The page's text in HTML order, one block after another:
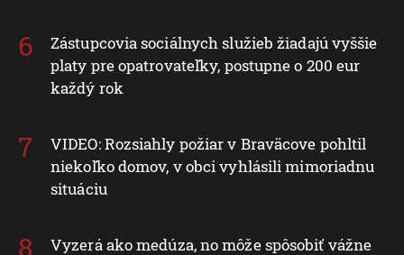
Zástupcovia sociálnych služieb žiadajú vyššie
platy pre opatrovateľky, postupne o 200 eur
každý rok
VIDEO: Rozsiahly požiar v Braväcove pohltil
niekoľko domov, v obci vyhlásili mimoriadnu
situáciu
Vyzerá ako medúza, no môže spôsobiť vážne